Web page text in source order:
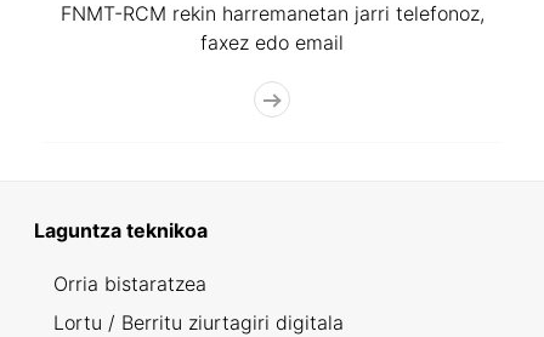
FNMT-RCM rekin harremanetan jarri telefonoz,
faxez edo email
Laguntza teknikoa
Orria bistaratzea
Lortu / Berritu ziurtagiri digitala